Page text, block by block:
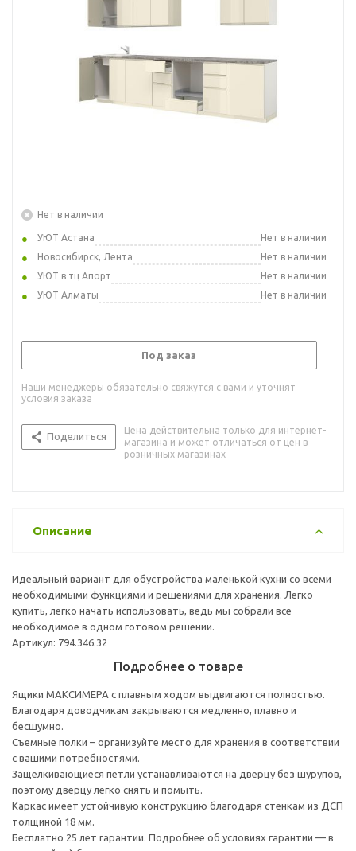
Нет в наличии
УЮТ Астана
Нет в наличии
Новосибирск, Лента
Нет в наличии
УЮТ в тц Апорт
Нет в наличии
УЮТ Алматы
Нет в наличии
Под заказ
Наши менеджеры обязательно свяжутся с вами и уточнят
условия заказа
Поделиться
Цена действительна только для интернет-
магазина и может отличаться от цен в
розничных магазинах
Описание
Идеальный вариант для обустройства маленькой кухни со всеми
необходимыми функциями и решениями для хранения. Легко
купить, легко начать использовать, ведь мы собрали все
необходимое в одном готовом решении.
Артикул: 794.346.32
Подробнее о товаре
Ящики МАКСИМЕРА с плавным ходом выдвигаются полностью.
Благодаря доводчикам закрываются медленно, плавно и
бесшумно.
Съемные полки – организуйте место для хранения в соответствии
с вашими потребностями.
Защелкивающиеся петли устанавливаются на дверцу без шурупов,
поэтому дверцу легко снять и помыть.
Каркас имеет устойчивую конструкцию благодаря стенкам из ДСП
толщиной 18 мм.
Бесплатно 25 лет гарантии. Подробнее об условиях гарантии — в